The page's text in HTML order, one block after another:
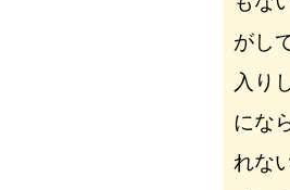
がし
入り
にな
れな